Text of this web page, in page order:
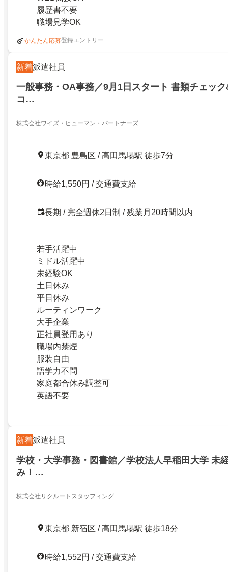
履歴書不要
職場見学OK
かんたん応募登録エントリー
新着派遣社員
一般事務・OA事務／9月1日スタート 書類チェッ
コ…
株式会社ワイズ・ヒューマン・パートナーズ
東京都 豊島区 / 高田馬場駅 徒歩7分
時給1,550円 / 交通費支給
長期 / 完全週休2日制 / 残業月20時間以内
若手活躍中
ミドル活躍中
未経験OK
土日休み
平日休み
ルーティンワーク
大手企業
正社員登用あり
職場内禁煙
服装自由
語学力不問
家庭都合休み調整可
英語不要
新着派遣社員
学校・大学事務・図書館／学校法人早稲田大学 未
み！…
株式会社リクルートスタッフィング
東京都 新宿区 / 高田馬場駅 徒歩18分
時給1,552円 / 交通費支給